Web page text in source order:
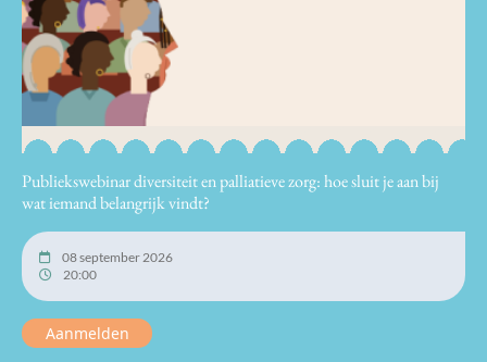
Publiekswebinar diversiteit en palliatieve zorg: hoe sluit je aan bij
wat iemand belangrijk vindt?
08 september 2026
20:00
Aanmelden